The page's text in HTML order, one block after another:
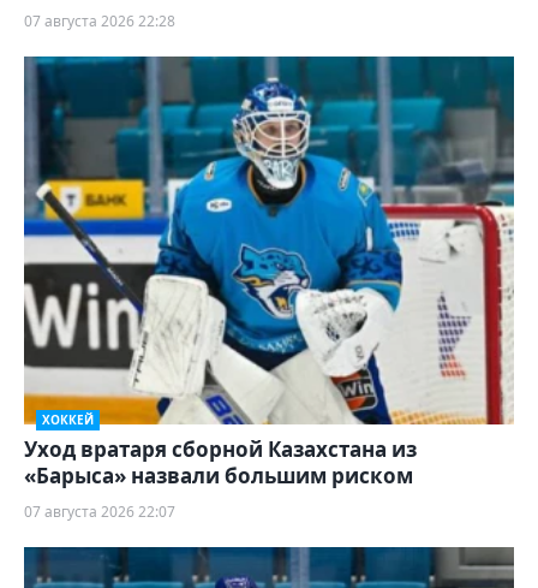
07 августа 2026 22:28
ХОККЕЙ
Уход вратаря сборной Казахстана из
«Барыса» назвали большим риском
07 августа 2026 22:07